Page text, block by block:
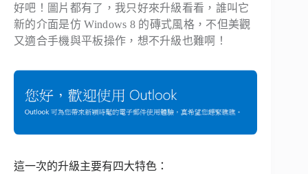
好吧！圖片都有了，我只好來升級看看，誰叫它
新的介面是仿 Windows 8 的磚式風格，不但美觀
又適合手機與平板操作，想不升級也難啊！
這一次的升級主要有四大特色：